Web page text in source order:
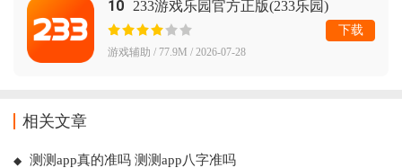
10 233游戏乐园官方正版(233乐园)
游戏辅助 / 77.9M / 2026-07-28
下载
相关文章
测测app真的准吗 测测app八字准吗